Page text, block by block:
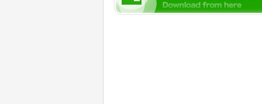
■インターネット・ホームページ